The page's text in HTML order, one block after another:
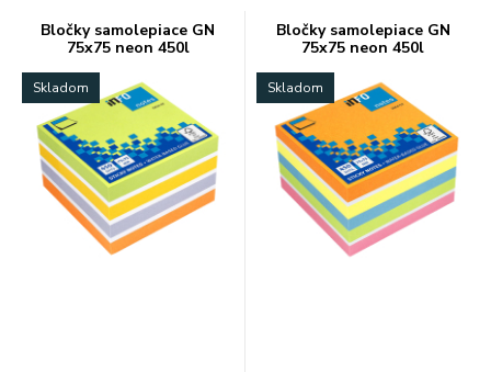
Bločky samolepiace GN
75x75 neon 450l
Skladom
Bločky samolepiace GN
75x75 neon 450l
Skladom